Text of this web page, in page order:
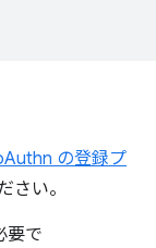
の登録プ
さい。
要で